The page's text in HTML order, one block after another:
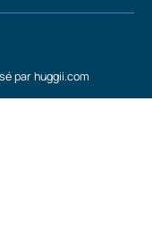
par huggii.com